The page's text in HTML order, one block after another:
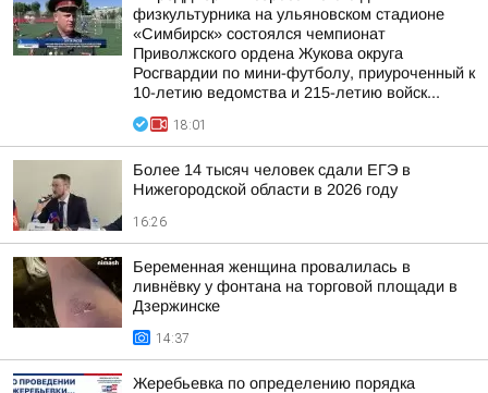
физкультурника на ульяновском стадионе
«Симбирск» состоялся чемпионат
Приволжского ордена Жукова округа
Росгвардии по мини-футболу, приуроченный к
10-летию ведомства и 215-летию войск...
18:01
Более 14 тысяч человек сдали ЕГЭ в
Нижегородской области в 2026 году
16:26
Беременная женщина провалилась в
ливнёвку у фонтана на торговой площади в
Дзержинске
14:37
Жеребьевка по определению порядка